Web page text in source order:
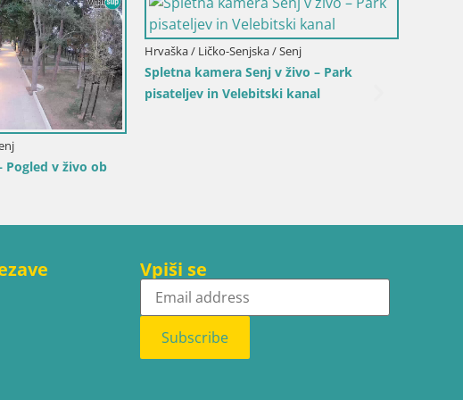
Primorsko-Goranska / Ika
kamera pristanišče Ika – Pogled
pristanišče in luči Opatije
Vpiši se
Subscribe